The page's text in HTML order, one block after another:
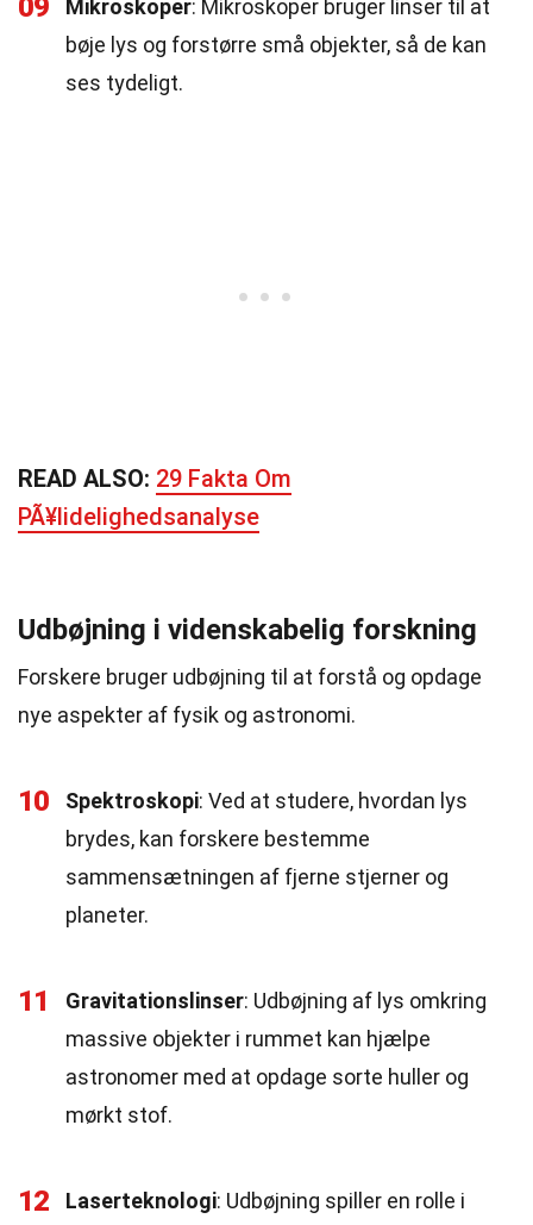
09 Mikroskoper: Mikroskoper bruger linser til at
bøje lys og forstørre små objekter, så de kan
ses tydeligt.
READ ALSO: 29 Fakta Om
PÃ¥lidelighedsanalyse
Udbøjning i videnskabelig forskning
Forskere bruger udbøjning til at forstå og opdage
nye aspekter af fysik og astronomi.
10 Spektroskopi: Ved at studere, hvordan lys
brydes, kan forskere bestemme
sammensætningen af fjerne stjerner og
planeter.
11 Gravitationslinser: Udbøjning af lys omkring
massive objekter i rummet kan hjælpe
astronomer med at opdage sorte huller og
mørkt stof.
12 Laserteknologi: Udbøjning spiller en rolle i